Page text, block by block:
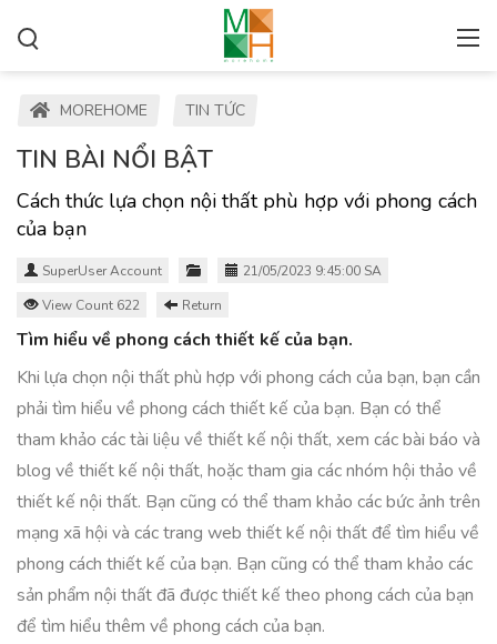
MOREHOME TIN TỨC
TIN BÀI NỔI BẬT
Cách thức lựa chọn nội thất phù hợp với phong cách
của bạn
SuperUser Account
21/05/2023 9:45:00 SA
View Count 622
Return
Tìm hiểu về phong cách thiết kế của bạn.
Khi lựa chọn nội thất phù hợp với phong cách của bạn, bạn cần
phải tìm hiểu về phong cách thiết kế của bạn. Bạn có thể
tham khảo các tài liệu về thiết kế nội thất, xem các bài báo và
blog về thiết kế nội thất, hoặc tham gia các nhóm hội thảo về
thiết kế nội thất. Bạn cũng có thể tham khảo các bức ảnh trên
mạng xã hội và các trang web thiết kế nội thất để tìm hiểu về
phong cách thiết kế của bạn. Bạn cũng có thể tham khảo các
sản phẩm nội thất đã được thiết kế theo phong cách của bạn
để tìm hiểu thêm về phong cách của bạn.